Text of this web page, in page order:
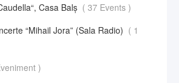
Casa Balş ( 37 Events )
“Mihail Jora” (Sala Radio) ( 1
)